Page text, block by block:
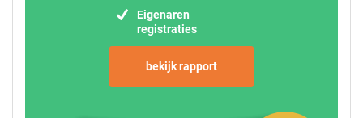
Eigenaren
registraties
bekijk rapport